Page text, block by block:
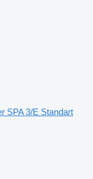
SPA 3/E Standart